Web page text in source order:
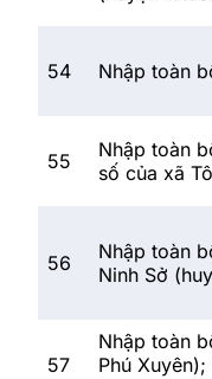
54 Nhập toàn
55
Nhập toàn
số của xã
56
Nhập toàn
Ninh Sở
57
Nhập toàn
Phú